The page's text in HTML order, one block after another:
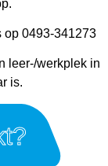
op 0493-341273
leer-/werkplek in
is.